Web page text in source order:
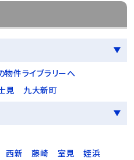
件ライブラリーへ
見
九大新町
西新 藤崎 室見
姪浜